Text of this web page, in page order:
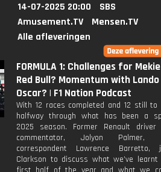
14-07-2025 20:00
SBS
Amusement.TV
Mensen.TV
Alle afleveringen
FORMULA 1: Challenges for
Red Bull? Momentum with
Oscar? | F1 Nation Podcast
With 12 races completed and 12 still to
halfway through what has been a
2025 season. Former Renault driver
commentator, Jolyon Palmer,
correspondent Lawrence Barretto,
Clarkson to discuss what we’ve